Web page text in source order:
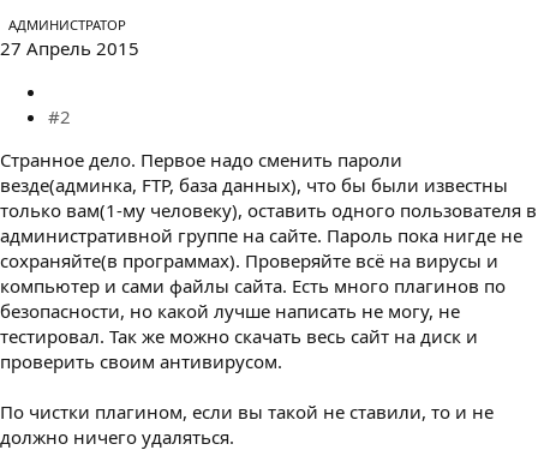
АДМИНИСТРАТОР
27 Апрель 2015
#2
Странное дело. Первое надо сменить пароли
везде(админка, FTP, база данных), что бы были известны
только вам(1-му человеку), оставить одного пользователя в
административной группе на сайте. Пароль пока нигде не
сохраняйте(в программах). Проверяйте всё на вирусы и
компьютер и сами файлы сайта. Есть много плагинов по
безопасности, но какой лучше написать не могу, не
тестировал. Так же можно скачать весь сайт на диск и
проверить своим антивирусом.
По чистки плагином, если вы такой не ставили, то и не
должно ничего удаляться.